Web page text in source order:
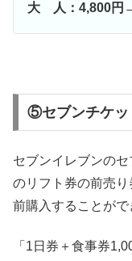
大 人：4,800円
⑤セブンチケッ
セブンイレブンの
のリフト券の前売
前購入することがで
「1日券＋食事券